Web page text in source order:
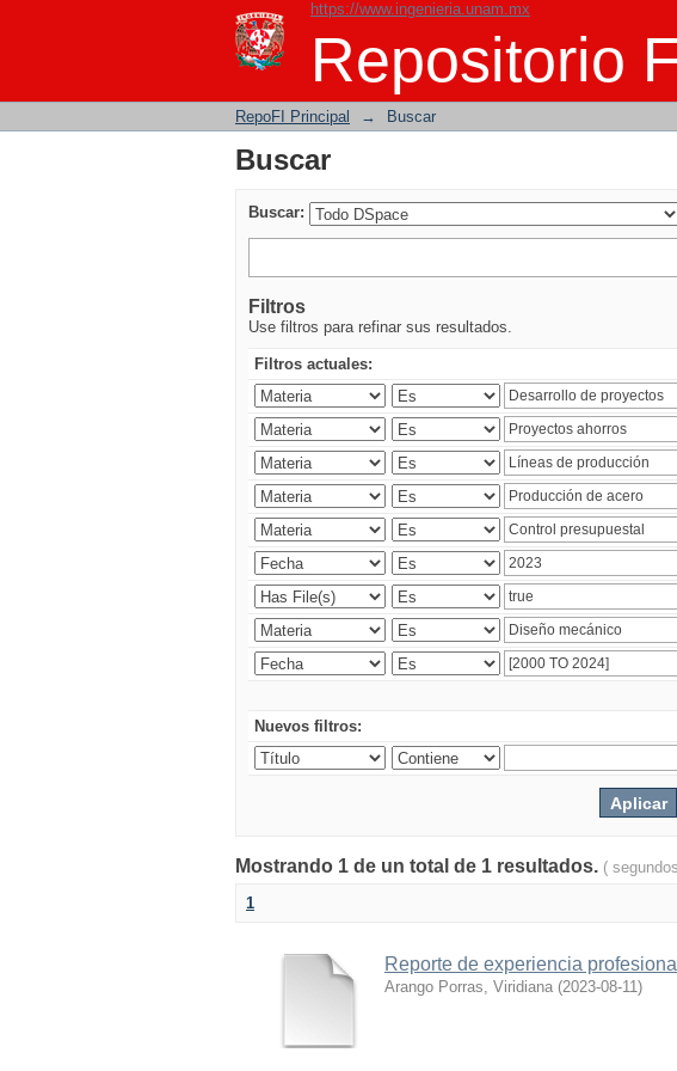
https://www.ingenieria.unam.mx
Repositorio
Buscar
RepoFI Principal → Buscar
Buscar
Buscar:
Filtros
Use filtros para refinar sus resultados.
Filtros actuales:
Nuevos filtros:
Mostrando 1 de un total de 1 resultados. (
1
Reporte de experiencia
Arango Porras, Viridiana (2023-08-11)